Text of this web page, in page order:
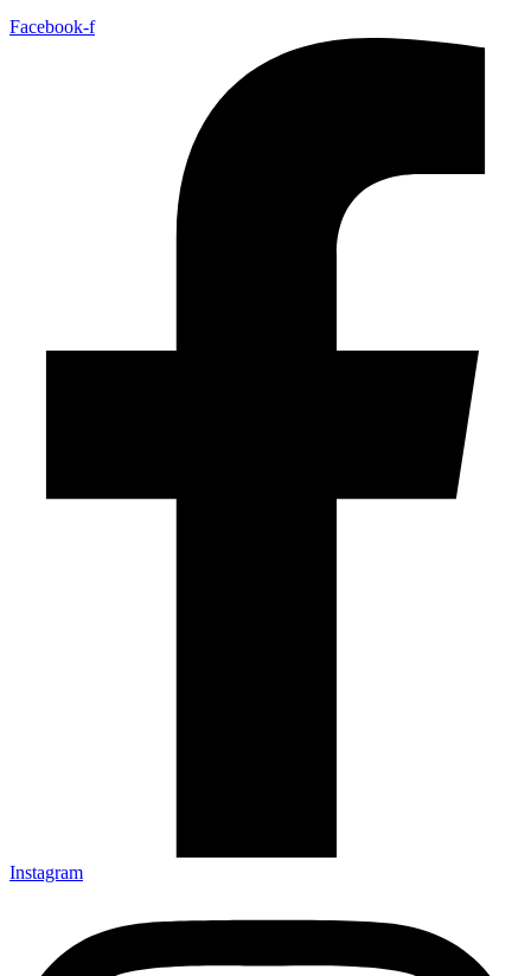
Facebook-f
Instagram